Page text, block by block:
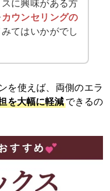
に興味がある方
カウンセリングの
みてはいかがでし
を使えば、両側のエラ
を大幅に軽減できるの